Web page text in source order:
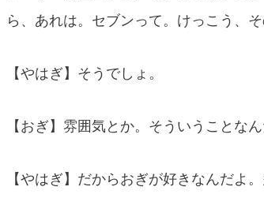
ら、あれは。セブンって。けっこう、
【やはぎ】そうでしょ。
【おぎ】雰囲気とか。そういうことなん
【やはぎ】だからおぎが好きなんだよ。